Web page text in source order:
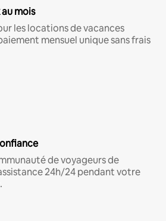
mois
les locations de vacances
mensuel unique sans frais
de voyageurs de
24h/24 pendant votre